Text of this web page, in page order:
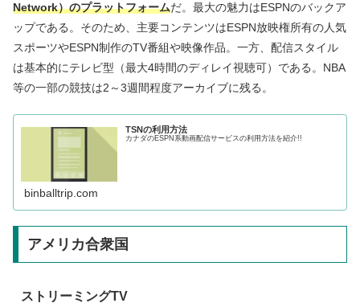
Network）のプラットフォームだ。最大の魅力はESPNのバックア
ップである。そのため、主要コンテンツはESPN放映権所有の人気
スポーツやESPN制作のTV番組や映像作品。一方、配信スタイル
は基本的にテレビ型（最大4時間のディレイ視聴可）である。NBA
等の一部の競技は2～3週間程度アーカイブに残る。
TSNの利用方法
カナダのESPN系動画配信サービスの利用方法を紹介!!
binballtrip.com
アメリカ合衆国
ストリーミングTV